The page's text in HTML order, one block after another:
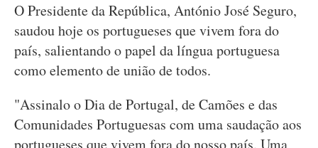
O Presidente da República, António José Seguro,
saudou hoje os portugueses que vivem fora do
país, salientando o papel da língua portuguesa
como elemento de união de todos.
"Assinalo o Dia de Portugal, de Camões e das
Comunidades Portuguesas com uma saudação aos
portugueses que vivem fora do nosso país. Uma